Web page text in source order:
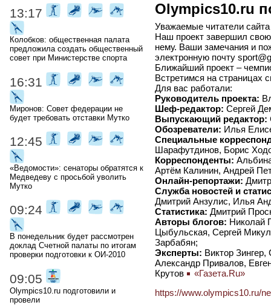
Olympics10.ru
Уважаемые читатели
Наш проект завершил свою
нему. Ваши замечания и
электронную почту
Ближайший проект –
Встретимся на страницах
Для вас работали:
Руководитель проекта:
Шеф-редактор: Сергей
Выпускающий редактор:
Обозреватели: Илья
Специальные
Шарафутдинов, Борис
Корреспонденты:
Артём Калинин, Андрей
Онлайн-репортажи:
Служба новостей и
Дмитрий Анзулис, Илья
Статистика: Дмитрий
Авторы блогов: Николай
Цыбульская, Сергей
Зарбабян;
Эксперты: Виктор
Александр Привалов,
Крутов
«Газета.Ru»
https://www.olympics10.ru/
13:17
Колобков: общественная палата
предложила создать общественный
совет при Министерстве спорта
16:31
Миронов: Совет федерации не
будет требовать отставки Мутко
12:45
«Ведомости»: сенаторы обратятся к
Медведеву с просьбой уволить
Мутко
09:24
В понедельник будет рассмотрен
доклад Счетной палаты по итогам
проверки подготовки к ОИ-2010
09:05
Olympics10.ru подготовили и
провели